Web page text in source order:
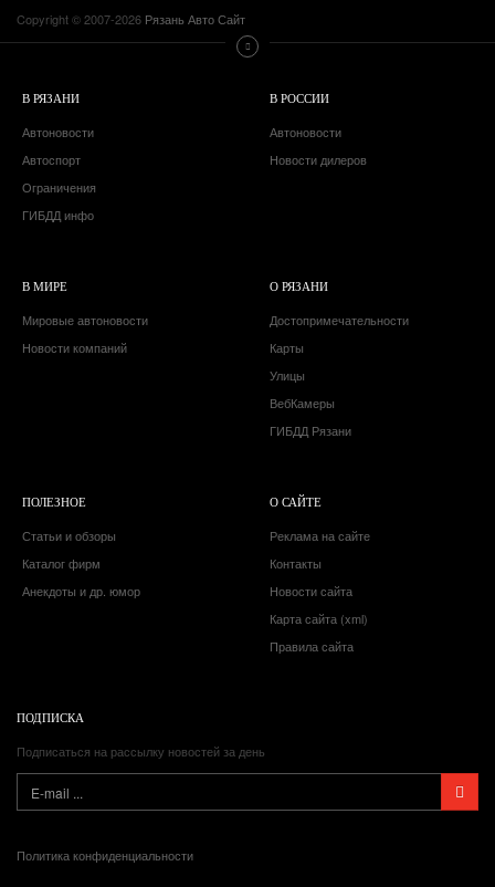
Copyright © 2007-2026 Рязань Авто Сайт
В РЯЗАНИ
Автоновости
Автоспорт
Ограничения
ГИБДД инфо
В РОССИИ
Автоновости
Новости дилеров
В МИРЕ
Мировые автоновости
Новости компаний
О РЯЗАНИ
Достопримечательности
Карты
Улицы
ВебКамеры
ГИБДД Рязани
ПОЛЕЗНОЕ
Статьи и обзоры
Каталог фирм
Анекдоты и др. юмор
О САЙТЕ
Реклама на сайте
Контакты
Новости сайта
Карта сайта (xml)
Правила сайта
ПОДПИСКА
Подписаться на рассылку новостей за день
Политика конфиденциальности